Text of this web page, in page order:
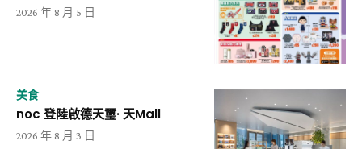
2026 年 8 月 5 日
美食
noc 登陸啟德天璽· 天Mall
2026 年 8 月 3 日